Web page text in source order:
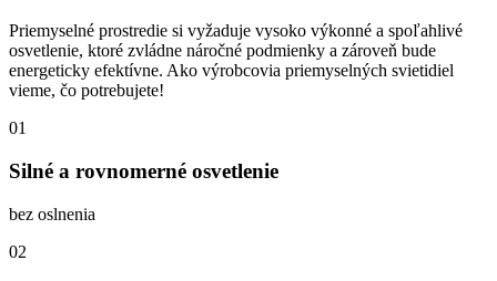
Priemyselné prostredie si vyžaduje vysoko výkonné a spoľahlivé
osvetlenie, ktoré zvládne náročné podmienky a zároveň bude
energeticky efektívne. Ako výrobcovia priemyselných svietidiel
vieme, čo potrebujete!
01
Silné a rovnomerné osvetlenie
bez oslnenia
02